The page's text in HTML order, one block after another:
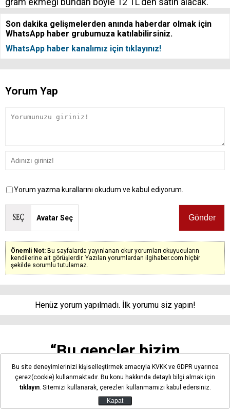
Son dakika gelişmelerden anında haberdar olmak için
WhatsApp haber grubumuza katılabilirsiniz.
WhatsApp haber kanalımız için tıklayınız!
Yorum Yap
Yorum yazma kurallarını okudum ve kabul ediyorum.
Avatar Seç
Önemli Not: Bu sayfalarda yayınlanan okur yorumları okuyucuların
kendilerine ait görüşlerdir. Yazılan yorumlardan ilgihaber.com hiçbir
şekilde sorumlu tutulamaz.
Henüz yorum yapılmadı. İlk yorumu siz yapın!
“Bu gençler bizim
gençlerimiz” Konya’da 9 kişi
yeni hayatına uğurlandı
Bu site deneyimlerinizi kişiselleştirmek amacıyla KVKK ve GDPR uyarınca
çerez(cookie) kullanmaktadır. Bu konu hakkında detaylı bilgi almak için
tıklayın. Sitemizi kullanarak, çerezleri kullanmamızı kabul edersiniz.
Kapat